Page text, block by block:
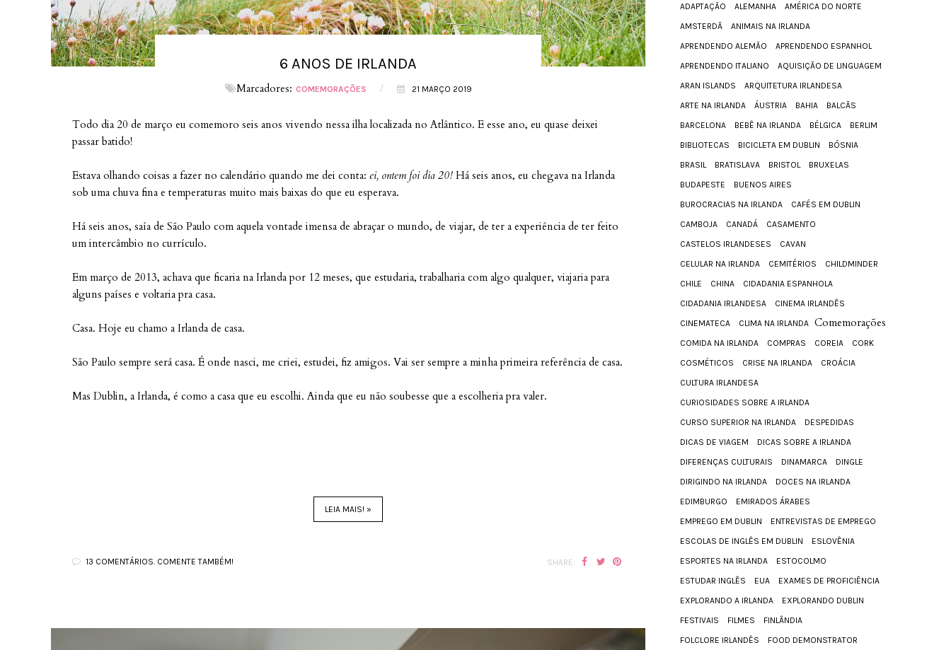
6 ANOS DE IRLANDA
Marcadores: COMEMORAÇÕES / 21 MARÇO 2019
Todo dia 20 de março eu comemoro seis anos vivendo nessa ilha localizada no Atlântico. E esse ano, eu quase deixei
passar batido!
Estava olhando coisas a fazer no calendário quando me dei conta: ei, ontem foi dia 20! Há seis anos, eu chegava na Irlanda
sob uma chuva fina e temperaturas muito mais baixas do que eu esperava.
Há seis anos, saía de São Paulo com aquela vontade imensa de abraçar o mundo, de viajar, de ter a experiência de ter feito
um intercâmbio no currículo.
Em março de 2013, achava que ficaria na Irlanda por 12 meses, que estudaria, trabalharia com algo qualquer, viajaria para
alguns países e voltaria pra casa.
Casa. Hoje eu chamo a Irlanda de casa.
São Paulo sempre será casa. É onde nasci, me criei, estudei, fiz amigos. Vai ser sempre a minha primeira referência de casa.
Mas Dublin, a Irlanda, é como a casa que eu escolhi. Ainda que eu não soubesse que a escolheria pra valer.
LEIA MAIS! »
13 COMENTÁRIOS. COMENTE TAMBÉM! SHARE:
ADAPTAÇÃO
ALEMANHA
AMÉRICA DO NORTE
AMSTERDÃ
ANIMAIS NA IRLANDA
APRENDENDO ALEMÃO
APRENDENDO ESPANHOL
APRENDENDO ITALIANO
AQUISIÇÃO DE LINGUAGEM
ARAN ISLANDS
ARQUITETURA IRLANDESA
ARTE NA IRLANDA
ÁUSTRIA BAHIA
BALCÃS
BARCELONA
BEBÊ NA IRLANDA BÉLGICA
BERLIM
BIBLIOTECAS
BICICLETA EM DUBLIN
BÓSNIA
BRASIL
BRATISLAVA BRISTOL
BRUXELAS
BUDAPESTE
BUENOS AIRES
BUROCRACIAS NA IRLANDA
CAFÉS EM DUBLIN
CAMBOJA
CANADÁ
CASAMENTO
CASTELOS IRLANDESES
CAVAN
CELULAR NA IRLANDA
CEMITÉRIOS
CHILDMINDER
CHILE
CHINA
CIDADANIA ESPANHOLA
CIDADANIA IRLANDESA
CINEMA IRLANDÊS
CINEMATECA
CLIMA NA IRLANDA Comemorações
COMIDA NA IRLANDA COMPRAS COREIA
CORK
COSMÉTICOS
CRISE NA IRLANDA
CROÁCIA
CULTURA IRLANDESA
CURIOSIDADES SOBRE A IRLANDA
CURSO SUPERIOR NA IRLANDA
DESPEDIDAS
DICAS DE VIAGEM
DICAS SOBRE A IRLANDA
DIFERENÇAS CULTURAIS
DINAMARCA
DINGLE
DIRIGINDO NA IRLANDA
DOCES NA IRLANDA
EDIMBURGO
EMIRADOS ÁRABES
EMPREGO EM DUBLIN
ENTREVISTAS DE EMPREGO
ESCOLAS DE INGLÊS EM DUBLIN
ESLOVÊNIA
ESPORTES NA IRLANDA
ESTOCOLMO
ESTUDAR INGLÊS
EUA
EXAMES DE PROFICIÊNCIA
EXPLORANDO A IRLANDA
EXPLORANDO DUBLIN
FESTIVAIS
FILMES
FINLÂNDIA
FOLCLORE IRLANDÊS
FOOD DEMONSTRATOR